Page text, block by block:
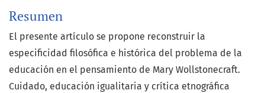
Resumen
El presente artículo se propone reconstruir la
especificidad filosófica e histórica del problema de la
educación en el pensamiento de Mary Wollstonecraft.
Cuidado, educación igualitaria y crítica etnográfica